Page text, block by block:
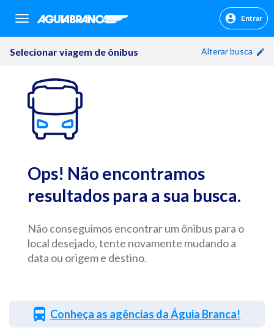
sr.header.toggle.navigation Entrar
Selecionar viagem de ônibus Alterar busca
Ops! Não encontramos
resultados para a sua busca.
Não conseguimos encontrar um ônibus para o
local desejado, tente novamente mudando a
data ou origem e destino.
Conheça as agências da Águia Branca!